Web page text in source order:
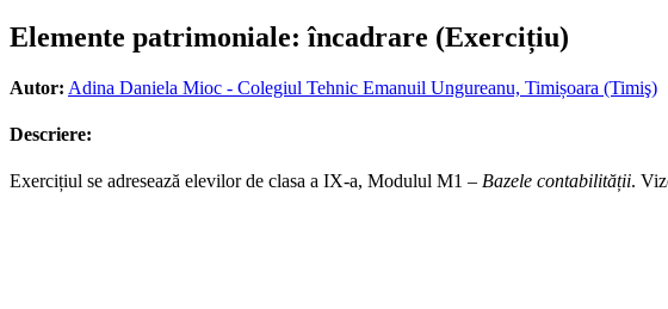
Elemente patrimoniale: încadrare (Exercițiu)
Autor: Adina Daniela Mioc - Colegiul Tehnic Emanuil Ungureanu, Timișoara (Timiş)
Descriere:
Exercițiul se adresează elevilor de clasa a IX-a, Modulul M1 – Bazele contabilității.